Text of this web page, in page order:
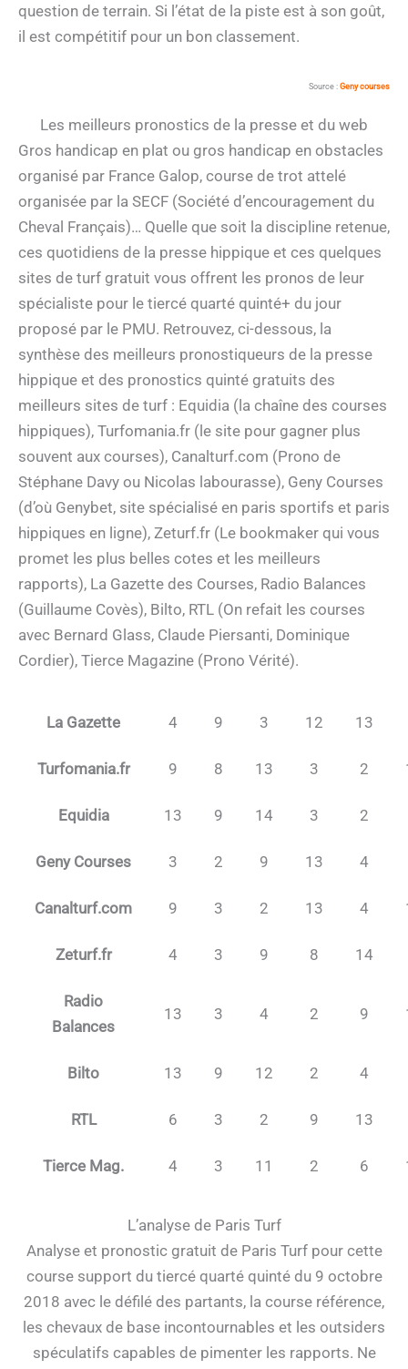
question de terrain. Si l’état de la piste est à son goût,
il est compétitif pour un bon classement.
Source : Geny courses
Les meilleurs pronostics de la presse et du web
Gros handicap en plat ou gros handicap en obstacles
organisé par France Galop, course de trot attelé
organisée par la SECF (Société d’encouragement du
Cheval Français)… Quelle que soit la discipline retenue,
ces quotidiens de la presse hippique et ces quelques
sites de turf gratuit vous offrent les pronos de leur
spécialiste pour le tiercé quarté quinté+ du jour
proposé par le PMU. Retrouvez, ci-dessous, la
synthèse des meilleurs pronostiqueurs de la presse
hippique et des pronostics quinté gratuits des
meilleurs sites de turf : Equidia (la chaîne des courses
hippiques), Turfomania.fr (le site pour gagner plus
souvent aux courses), Canalturf.com (Prono de
Stéphane Davy ou Nicolas labourasse), Geny Courses
(d’où Genybet, site spécialisé en paris sportifs et paris
hippiques en ligne), Zeturf.fr (Le bookmaker qui vous
promet les plus belles cotes et les meilleurs
rapports), La Gazette des Courses, Radio Balances
(Guillaume Covès), Bilto, RTL (On refait les courses
avec Bernard Glass, Claude Piersanti, Dominique
Cordier), Tierce Magazine (Prono Vérité).
La Gazette 4 9 3 12 13
Turfomania.fr 9 8 13 3 2
Equidia 13 9 14 3 2
Geny Courses 3 2 9 13 4
Canalturf.com 9 3 2 13 4
Zeturf.fr 4 3 9 8 14
Radio
Balances
13 3 4 2 9
Bilto 13 9 12 2 4
RTL 6 3 2 9 13
Tierce Mag. 4 3 11 2 6
L’analyse de Paris Turf
Analyse et pronostic gratuit de Paris Turf pour cette
course support du tiercé quarté quinté du 9 octobre
2018 avec le défilé des partants, la course référence,
les chevaux de base incontournables et les outsiders
spéculatifs capables de pimenter les rapports. Ne